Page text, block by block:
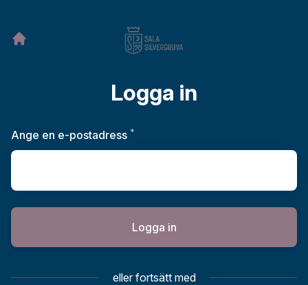
Logga in
Ange en e-postadress *
Logga in
eller fortsätt med